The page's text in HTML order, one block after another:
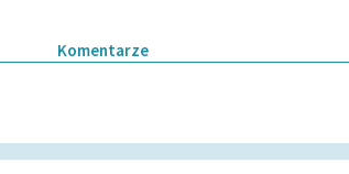
Komentarze